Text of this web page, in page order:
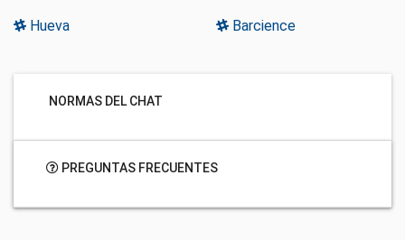
Hueva Barcience
NORMAS DEL CHAT
PREGUNTAS FRECUENTES